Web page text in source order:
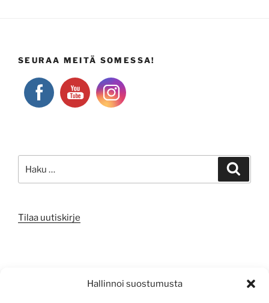
Hallinnoi suostumusta
SEURAA MEITÄ SOMESSA!
Tilaa uutiskirje